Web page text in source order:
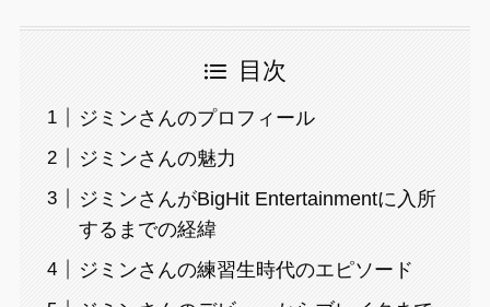
目次
ジミンさんのプロフィール
ジミンさんの魅力
ジミンさんがBigHit Entertainmentに入所
するまでの経緯
ジミンさんの練習生時代のエピソード